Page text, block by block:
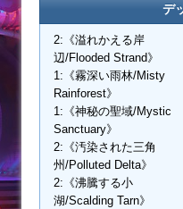
デ
2:《溢れかえる岸
辺/Flooded Strand》
1:《霧深い雨林/Misty
Rainforest》
1:《神秘の聖域/Mystic
Sanctuary》
2:《汚染された三角
州/Polluted Delta》
2:《沸騰する小
湖/Scalding Tarn》